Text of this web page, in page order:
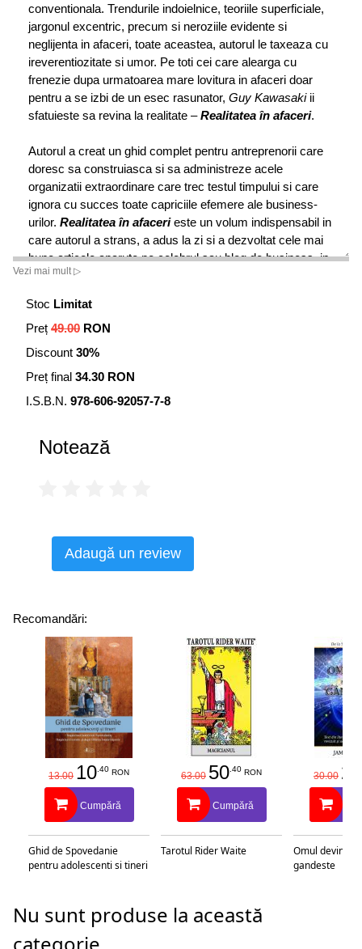
conventionala. Trendurile indoielnice, teoriile superficiale,
jargonul excentric, precum si neroziile evidente si
neglijenta in afaceri, toate aceastea, autorul le taxeaza cu
ireverentiozitate si umor. Pe toti cei care alearga cu
frenezie dupa urmatoarea mare lovitura in afaceri doar
pentru a se izbi de un esec rasunator, Guy Kawasakiii
sfatuieste sa revina la realitate –Realitatea în afaceri.
Autorul a creat un ghid complet pentru antreprenorii care
doresc sa construiasca si sa administreze acele
organizatii extraordinare care trec testul timpului si care
ignora cu succes toate capriciile efemere ale business-
urilor. Realitatea în afacerieste un volum indispensabil in
care autorul a strans, a adus la zi si a dezvoltat cele mai
bune articole aparute pe celebrul sau blog de business, in
inimitabilul si originalul sau stil cu care abordeaza lumea
Vezi mai mult ▷
Stoc Limitat
Preț 49.00 RON
Discount 30%
Preț final 34.30 RON
I.S.B.N. 978-606-92057-7-8
Notează
Adaugă un review
Recomandări:
13.00 10.40 RON
Cumpără
Ghid de Spovedanie
pentru adolescenti si tineri
63.00 50.40 RON
Cumpără
Tarotul Rider Waite
30.00 25
Omul devine
gandeste
Nu sunt produse la această